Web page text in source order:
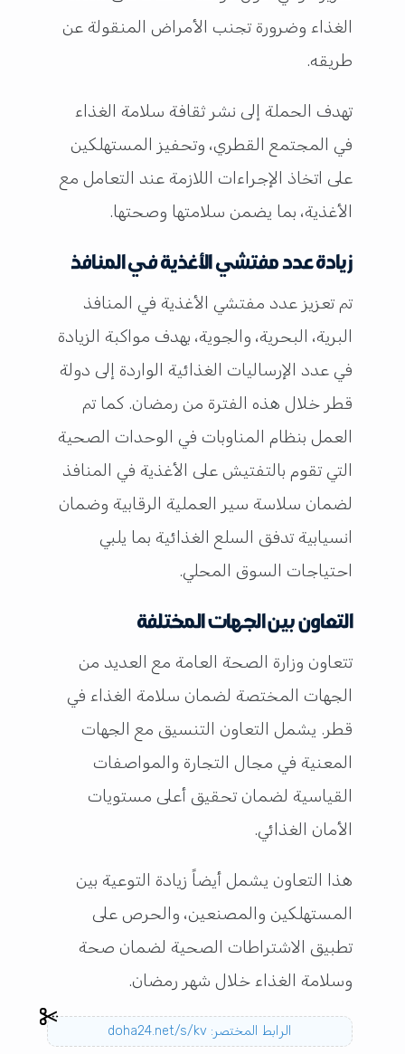
الغذاء وضرورة تجنب الأمراض المنقولة عن
طريقه.
تهدف الحملة إلى نشر ثقافة سلامة الغذاء
في المجتمع القطري، وتحفيز المستهلكين
على اتخاذ الإجراءات اللازمة عند التعامل مع
الأغذية، بما يضمن سلامتها وصحتها.
زيادة عدد مفتشي الأغذية في المنافذ
تم تعزيز عدد مفتشي الأغذية في المنافذ
البرية، البحرية، والجوية، بهدف مواكبة الزيادة
في عدد الإرساليات الغذائية الواردة إلى دولة
قطر خلال هذه الفترة من رمضان. كما تم
العمل بنظام المناوبات في الوحدات الصحية
التي تقوم بالتفتيش على الأغذية في المنافذ
لضمان سلاسة سير العملية الرقابية وضمان
انسيابية تدفق السلع الغذائية بما يلبي
احتياجات السوق المحلي.
التعاون بين الجهات المختلفة
تتعاون وزارة الصحة العامة مع العديد من
الجهات المختصة لضمان سلامة الغذاء في
قطر. يشمل التعاون التنسيق مع الجهات
المعنية في مجال التجارة والمواصفات
القياسية لضمان تحقيق أعلى مستويات
الأمان الغذائي.
هذا التعاون يشمل أيضاً زيادة التوعية بين
المستهلكين والمصنعين، والحرص على
تطبيق الاشتراطات الصحية لضمان صحة
وسلامة الغذاء خلال شهر رمضان.
الرابط المختصر: doha24.net/s/kv